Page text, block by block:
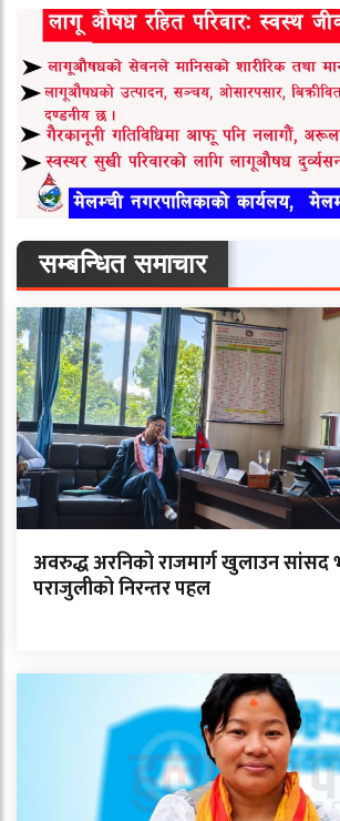
सम्बन्धित समाचार
अवरुद्ध अरनिको राजमार्ग खुलाउन सांसद
पराजुलीको निरन्तर पहल